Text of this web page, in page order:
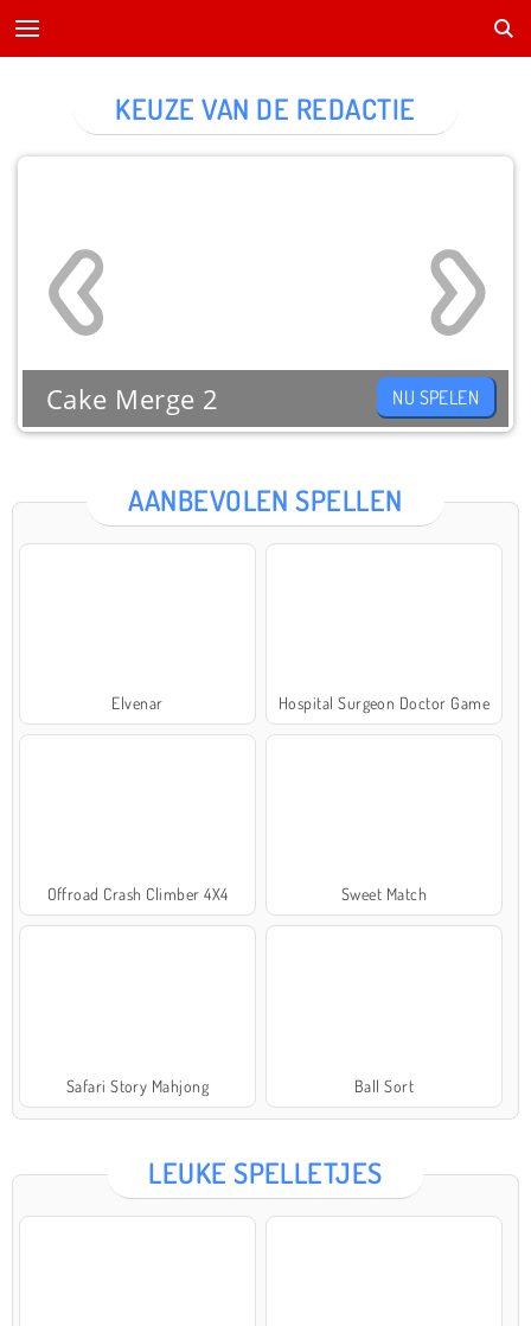
AANBEVOLEN SPELLEN
Elvenar Hospital Surgeon Doctor Game
Offroad Crash Climber 4X4 Sweet Match
Safari Story Mahjong Ball Sort
KEUZE VAN DE REDACTIE
Cake Merge 2 NU SPELEN
LEUKE SPELLETJES